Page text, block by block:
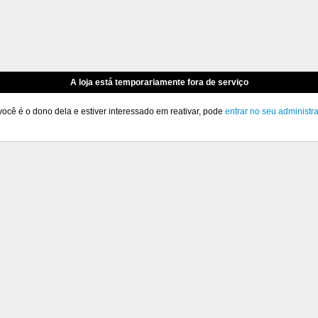
A loja está temporariamente fora de serviço
é o dono dela e estiver interessado em reativar, pode entrar no seu